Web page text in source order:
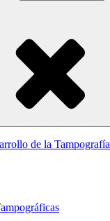
de la Tampografía